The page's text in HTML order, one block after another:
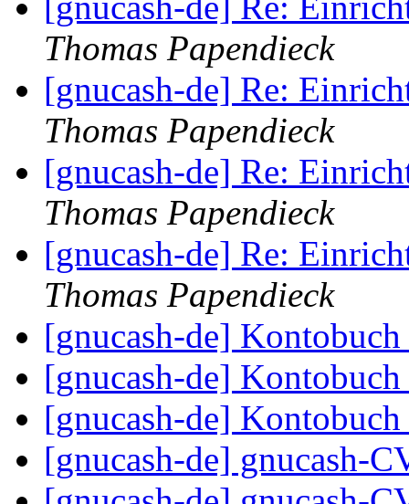
Thomas Papendieck
[gnucash-de] Re:
Thomas Papendieck
[gnucash-de] Re:
Thomas Papendieck
[gnucash-de] Re:
Thomas Papendieck
[gnucash-de]
[gnucash-de]
[gnucash-de]
[gnucash-de] gnucash-